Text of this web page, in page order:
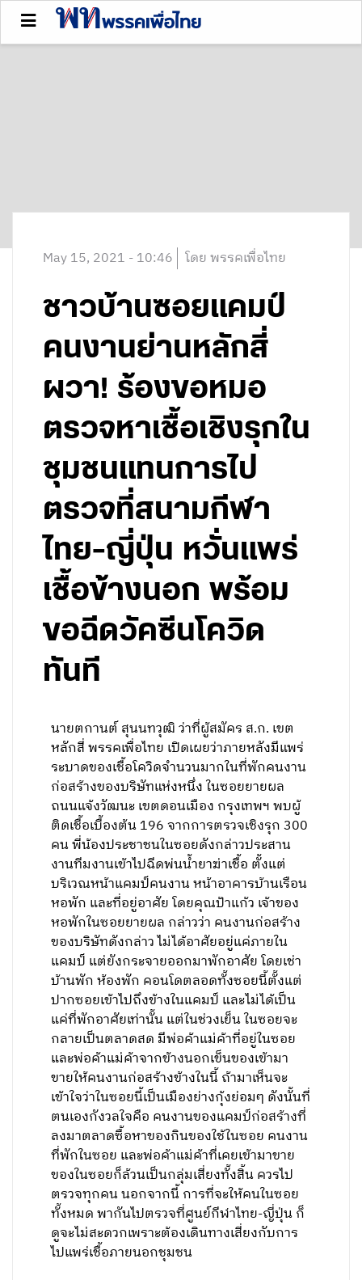
May 15, 2021 - 10:46 โดย พรรคเพื่อไทย
ชาวบ้านซอยแคมป์
คนงานย่านหลักสี่
ผวา! ร้องขอหมอ
ตรวจหาเชื้อเชิงรุกใน
ชุมชนแทนการไป
ตรวจที่สนามกีฬา
ไทย-ญี่ปุ่น หวั่นแพร่
เชื้อข้างนอก พร้อม
ขอฉีดวัคซีนโควิด
ทันที
นายตกานต์ สุนนทวุฒิ ว่าที่ผู้สมัคร ส.ก. เขต
หลักสี่ พรรคเพื่อไทย เปิดเผยว่าภายหลังมีแพร่
ระบาดของเชื้อโควิดจำนวนมากในที่พักคนงาน
ก่อสร้างของบริษัทแห่งหนึ่ง ในซอยยายผล
ถนนแจ้งวัฒนะ เขตดอนเมือง กรุงเทพฯ พบผู้
ติดเชื้อเบื้องต้น 196 จากการตรวจเชิงรุก 300
คน พี่น้องประชาชนในซอยดังกล่าวประสาน
งานทีมงานเข้าไปฉีดพ่นน้ำยาฆ่าเชื้อ ตั้งแต่
บริเวณหน้าแคมป์คนงาน หน้าอาคารบ้านเรือน
หอพัก และที่อยู่อาศัย โดยคุณป้าแก้ว เจ้าของ
หอพักในซอยยายผล กล่าวว่า คนงานก่อสร้าง
ของบริษัทดังกล่าว ไม่ได้อาศัยอยู่แค่ภายใน
แคมป์ แต่ยังกระจายออกมาพักอาศัย โดยเช่า
บ้านพัก ห้องพัก คอนโดตลอดทั้งซอยนี้ตั้งแต่
ปากซอยเข้าไปถึงข้างในแคมป์ และไม่ได้เป็น
แค่ที่พักอาศัยเท่านั้น แต่ในช่วงเย็น ในซอยจะ
กลายเป็นตลาดสด มีพ่อค้าแม่ค้าที่อยู่ในซอย
และพ่อค้าแม่ค้าจากข้างนอกเข็นของเข้ามา
ขายให้คนงานก่อสร้างข้างในนี้ ถ้ามาเห็นจะ
เข้าใจว่าในซอยนี้เป็นเมืองย่างกุ้งย่อมๆ ดังนั้นที่
ตนเองกังวลใจคือ คนงานของแคมป์ก่อสร้างที่
ลงมาตลาดซื้อหาของกินของใช้ในซอย คนงาน
ที่พักในซอย และพ่อค้าแม่ค้าที่เคยเข้ามาขาย
ของในซอยก็ล้วนเป็นกลุ่มเสี่ยงทั้งสิ้น ควรไป
ตรวจทุกคน นอกจากนี้ การที่จะให้คนในซอย
ทั้งหมด พากันไปตรวจที่ศูนย์กีฬาไทย-ญี่ปุ่น ก็
ดูจะไม่สะดวกเพราะต้องเดินทางเสี่ยงกับการ
ไปแพร่เชื้อภายนอกชุมชน